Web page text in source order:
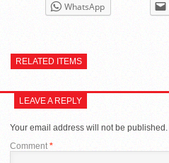
WhatsApp
RELATED ITEMS
LEAVE A REPLY
Your email address will not be published.
Comment*